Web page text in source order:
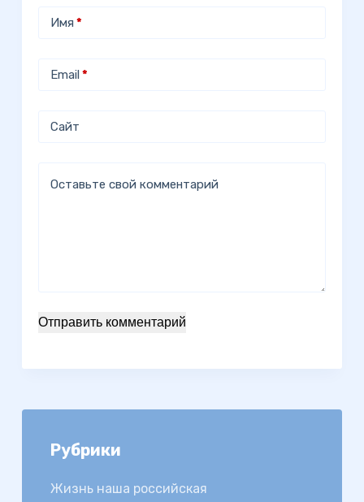
Имя *
Email *
Сайт
Оставьте свой комментарий
Отправить комментарий
Рубрики
Жизнь наша российская